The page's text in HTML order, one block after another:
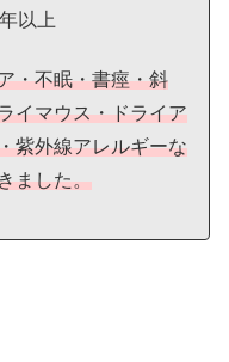
以上
・不眠・書痙・斜
イマウス・ドライア
紫外線アレルギーな
ました。